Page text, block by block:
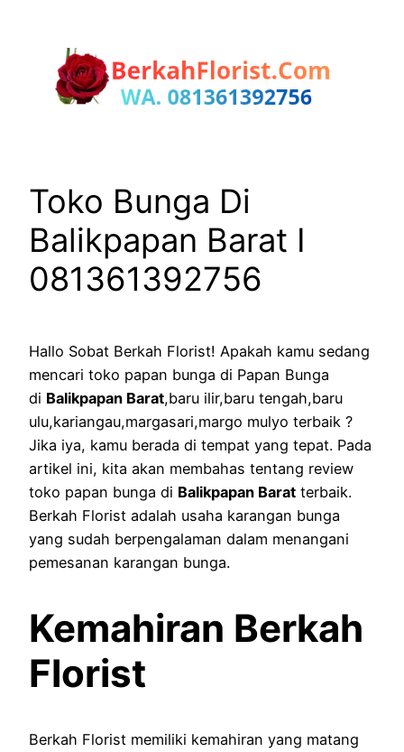
Toko Bunga Di
Balikpapan Barat I
081361392756
Hallo Sobat Berkah Florist! Apakah kamu sedang
mencari toko papan bunga di Papan Bunga
di Balikpapan Barat,baru ilir,baru tengah,baru
ulu,kariangau,margasari,margo mulyo terbaik ?
Jika iya, kamu berada di tempat yang tepat. Pada
artikel ini, kita akan membahas tentang review
toko papan bunga di Balikpapan Barat terbaik.
Berkah Florist adalah usaha karangan bunga
yang sudah berpengalaman dalam menangani
pemesanan karangan bunga.
Kemahiran Berkah
Florist
Berkah Florist memiliki kemahiran yang matang